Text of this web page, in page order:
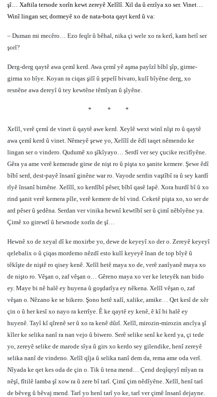
şî… Xaftila tersode xorîn kewt zereyê Xelîlî. Xil da û erzîya xo ser. Vinet…
Winî lingan ser, dormeyê xo de nata-bota qayt kerd û va:
– Duman mi mecêro… Ezo feqîr û bêhal, nika çi wele xo ra kerî, kam hetî ser
şorî?
Derg-derg qaytê awa çemî kerd. Awa çemî yê aşma payîzî bîbî şîp, girme-
girma xo bîye. Koyan ra ciqas şilî û şepelî bivaro, kulî bîyêne derg, xo
resnêne awa dereyî û tey kewtêne têmîyan û şîyêne.
* * *
Xelîl, verê çemî de vinet û qaytê awe kerd. Xeylê wext winî nîşt ro û qaytê
awa çemî kerd û vinet. Nêmeyê şewe yo, Xelîlî de êdî taqet nêmendo ke
lingan ser o vindero. Qudumê xo şîkîyayo… Serdî ver sey çucike recifîyêne.
Gêra ya ame verê kemerade girse de nişt ro û pişta xo şanite kemere. Şewe êdî
bîbî serd, dest-payê însanî ginêne war ro. Vayode serdin vaştîbî ra û sey kardî
rîyê însanî birnêne. Xelîlî, xo kerdîbî pêser, bîbî qasê lapê. Xora hurdî bî û xo
rind şanit verê kemera pîle, verê kemere de bî vind. Ceketê pişta xo, xo ser de
ard pêser û şedêna. Serdan ver vinika hewnî kewtîbî ser û çimî nêbîyêne ya.
Çimê xo girewtî û hewnode xorîn de şî…
Hewnê xo de xeyal dî ke moxirbe yo, dewe de keyeyî xo der o. Zereyê keyeyî
qelebalix o û çiqas mordemo nêzdî esto kulî keyeyê înan de top bîyê û
têkîşte de niştê ro qisey kenê. Xelîl hetê maya xo de, verê zanîyanê maya xo
de nişto ro. Vêşan o, zaf vêşan o… Gêreno maya xo ver ke leteyêk nan bido
ey. Maye bi nê halê ey huyena û goşdarîya ey nêkena. Xelîl vêşan o, zaf
vêşan o. Nêzano ke se bikero. Şono hetê xalî, xalike, amike… Qet kesî de xêr
çin o û her kesî xo nayo ra kerrîye. Ê ke qaytê ey kenê, ê kî bi halê ey
huyenê. Tayî kî qîrenê ser û xo ra kenê dûrî. Xelîl, mirozin-mirozin ancîya şî
kîler ke selika nanî ra nan vejo û biwero. Serê selike senî ke kerd ya, çi tede
yo, zereyê selike de marode sîya û girs xo kerdo sey gilendike, henî zereyê
selika nanî de vindeno. Xelîl qîja û selika nanî dem da, rema ame oda verî.
Nîyada ke qet kes oda de çin o. Tik û tena mend… Çend deqîqeyî mîyan ra
nêşî, fîtilê lamba şî xow ra û zere bî tarî. Çimî çim nêdîyêne. Xelîl, henî tarî
de bêveg û bêvaj mend. Tarî yo henî tarî yo ke, tarî ver çimê însanî dejayne.